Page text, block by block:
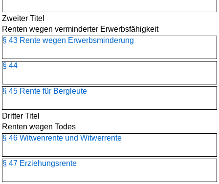
Zweiter Titel
Renten wegen verminderter Erwerbsfähigkeit
§ 43 Rente wegen Erwerbsminderung
§ 44
§ 45 Rente für Bergleute
Dritter Titel
Renten wegen Todes
§ 46 Witwenrente und Witwerrente
§ 47 Erziehungsrente